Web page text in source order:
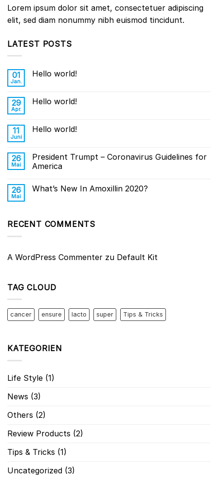
Lorem ipsum dolor sit amet, consectetuer adipiscing
elit, sed diam nonummy nibh euismod tincidunt.
LATEST POSTS
01
Jan.
Hello world!
29
Apr.
Hello world!
11
Juni
Hello world!
26
Mai
President Trumpt – Coronavirus Guidelines for
America
26
Mai
What’s New In Amoxillin 2020?
RECENT COMMENTS
A WordPress Commenter zu Default Kit
TAG CLOUD
cancer ensure lacto super Tips & Tricks
KATEGORIEN
Life Style (1)
News (3)
Others (2)
Review Products (2)
Tips & Tricks (1)
Uncategorized (3)